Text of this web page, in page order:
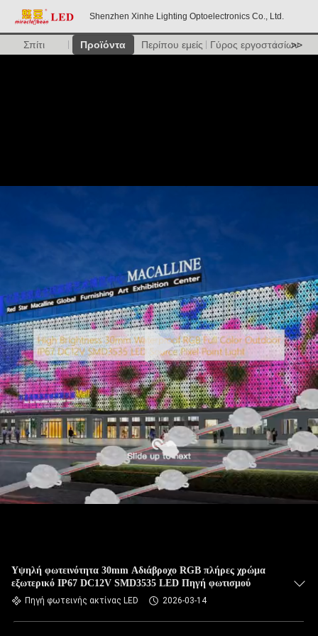
Shenzhen Xinhe Lighting Optoelectronics Co., Ltd.
Σπίτι Προϊόντα Περίπου εμείς Γύρος εργοστασίων
>>
Υψηλή φωτεινότητα 30mm Αδιάβροχο RGB πλήρες χρώμα
εξωτερικό IP67 DC12V SMD3535 LED Πηγή φωτισμού
Πηγή φωτεινής ακτίνας LED 2026-03-14